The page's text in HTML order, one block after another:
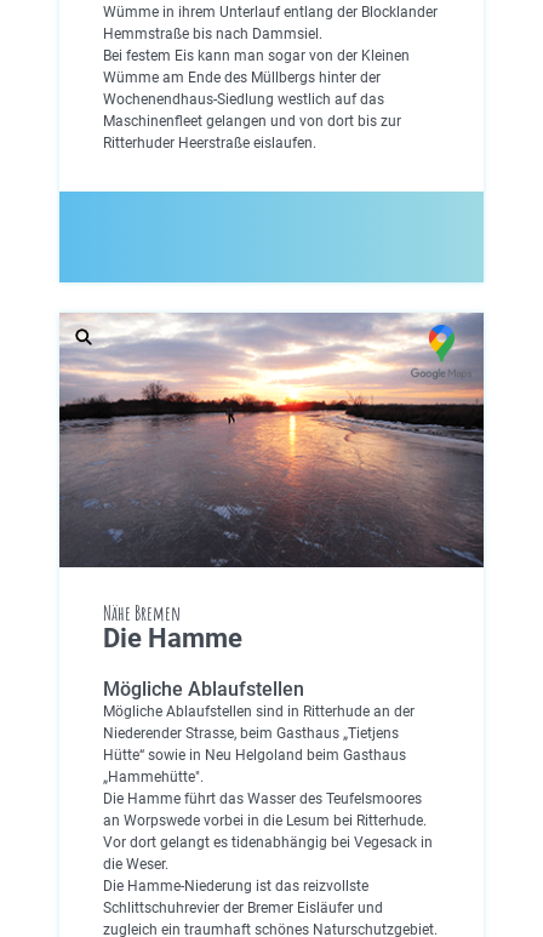
Wümme in ihrem Unterlauf entlang der Blocklander
Hemmstraße bis nach Dammsiel.
Bei festem Eis kann man sogar von der Kleinen
Wümme am Ende des Müllbergs hinter der
Wochenendhaus-Siedlung westlich auf das
Maschinenfleet gelangen und von dort bis zur
Ritterhuder Heerstraße eislaufen.
Nähe Bremen
Die Hamme
Mögliche Ablaufstellen
Mögliche Ablaufstellen sind in Ritterhude an der
Niederender Strasse, beim Gasthaus „Tietjens
Hütte“ sowie in Neu Helgoland beim Gasthaus
„Hammehütte".
Die Hamme führt das Wasser des Teufelsmoores
an Worpswede vorbei in die Lesum bei Ritterhude.
Vor dort gelangt es tidenabhängig bei Vegesack in
die Weser.
Die Hamme-Niederung ist das reizvollste
Schlittschuhrevier der Bremer Eisläufer und
zugleich ein traumhaft schönes Naturschutzgebiet.